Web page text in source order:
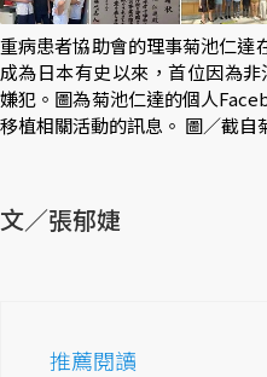
重病患者協助會的理事菊池仁達
成為日本有史以來，首位因為
嫌犯。圖為菊池仁達的個人
移植相關活動的訊息。 圖／截
文／張郁婕
推薦閱讀